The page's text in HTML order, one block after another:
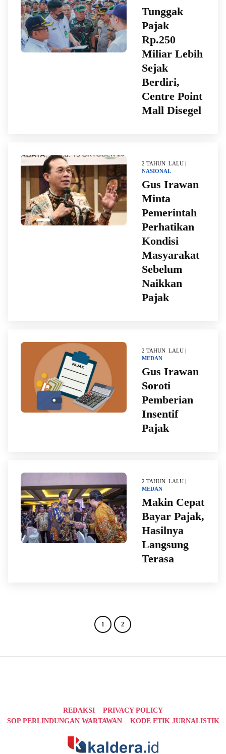
Tunggak
Pajak
Rp.250
Miliar Lebih
Sejak
Berdiri,
Centre Point
Mall Disegel
2 TAHUN LALU |
NASIONAL
Gus Irawan
Minta
Pemerintah
Perhatikan
Kondisi
Masyarakat
Sebelum
Naikkan
Pajak
2 TAHUN LALU |
MEDAN
Gus Irawan
Soroti
Pemberian
Insentif
Pajak
2 TAHUN LALU |
MEDAN
Makin Cepat
Bayar Pajak,
Hasilnya
Langsung
Terasa
1 2
REDAKSI
PRIVACY POLICY
SOP PERLINDUNGAN WARTAWAN
KODE ETIK JURNALISTIK